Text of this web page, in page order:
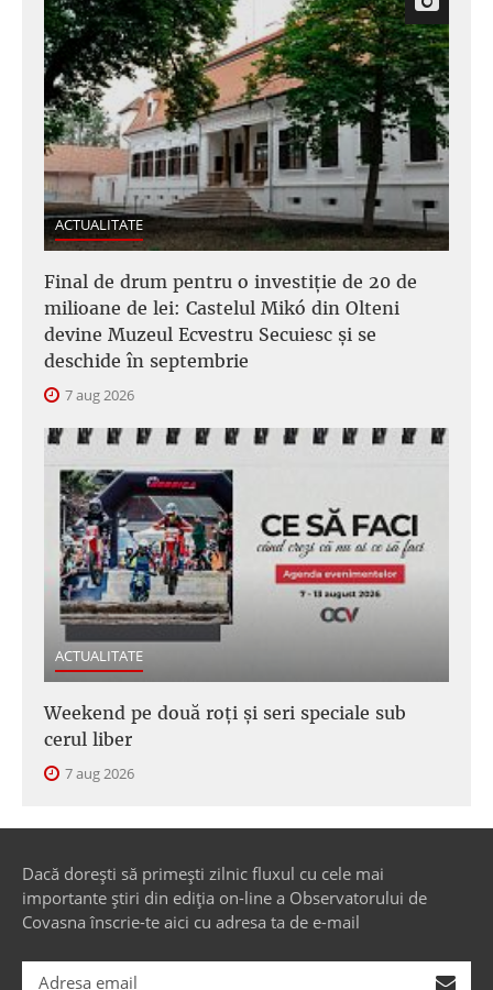
ACTUALITATE
Final de drum pentru o investiție de 20 de
milioane de lei: Castelul Mikó din Olteni
devine Muzeul Ecvestru Secuiesc și se
deschide în septembrie
7 aug 2026
ACTUALITATE
Weekend pe două roți și seri speciale sub
cerul liber
7 aug 2026
Dacă dorești să primești zilnic fluxul cu cele mai
importante știri din ediția on-line a Observatorului de
Covasna înscrie-te aici cu adresa ta de e-mail